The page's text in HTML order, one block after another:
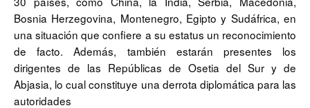
Bosnia Herzegovina, Montenegro, Egipto y Sudáfrica, en
una situación que confiere a su estatus un reconocimiento
de facto. Además, también estarán presentes los
dirigentes de las Repúblicas de Osetia del Sur y de
Abjasia, lo cual constituye una derrota diplomática para las
autoridades